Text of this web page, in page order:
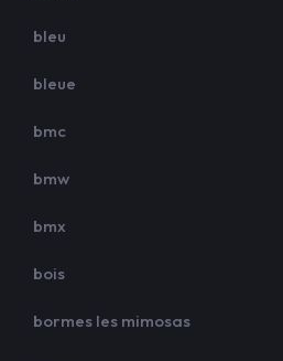
bleu
bleue
bmc
bmw
bmx
bois
bormes les mimosas